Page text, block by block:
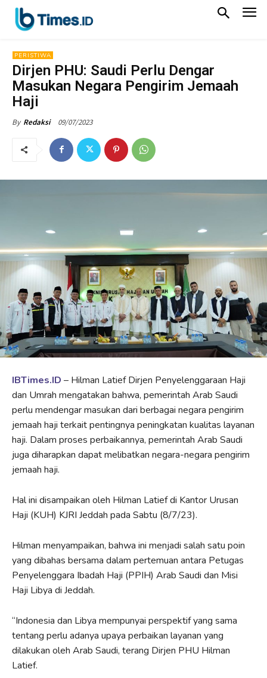
PERISTIWA
Dirjen PHU: Saudi Perlu Dengar
Masukan Negara Pengirim Jemaah
Haji
By Redaksi 09/07/2023
IBTimes.ID – Hilman Latief Dirjen Penyelenggaraan Haji
dan Umrah mengatakan bahwa, pemerintah Arab Saudi
perlu mendengar masukan dari berbagai negara pengirim
jemaah haji terkait pentingnya peningkatan kualitas layanan
haji. Dalam proses perbaikannya, pemerintah Arab Saudi
juga diharapkan dapat melibatkan negara-negara pengirim
jemaah haji.
Hal ini disampaikan oleh Hilman Latief di Kantor Urusan
Haji (KUH) KJRI Jeddah pada Sabtu (8/7/23).
Hilman menyampaikan, bahwa ini menjadi salah satu poin
yang dibahas bersama dalam pertemuan antara Petugas
Penyelenggara Ibadah Haji (PPIH) Arab Saudi dan Misi
Haji Libya di Jeddah.
“Indonesia dan Libya mempunyai perspektif yang sama
tentang perlu adanya upaya perbaikan layanan yang
dilakukan oleh Arab Saudi, terang Dirjen PHU Hilman
Latief.